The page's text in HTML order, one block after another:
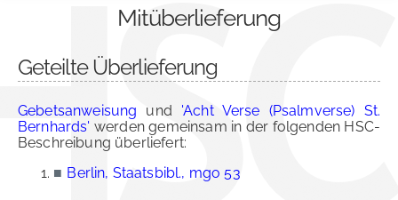
Mitüberlieferung
Geteilte Überlieferung
Gebetsanweisung und 'Acht Verse (Psalmverse) St.
Bernhards' werden gemeinsam in der folgenden HSC-
Beschreibung überliefert:
■ Berlin, Staatsbibl., mgo 53